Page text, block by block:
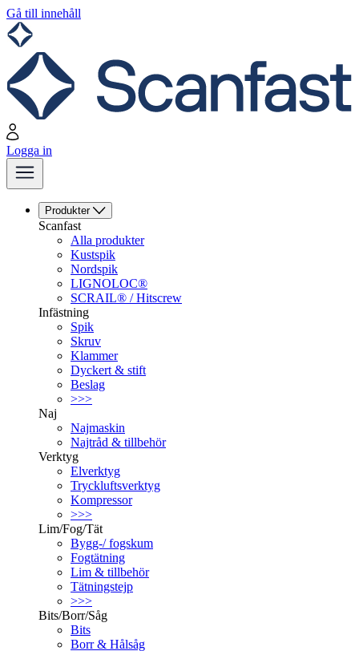
Gå till innehåll
Logga in
Produkter
Scanfast
Alla produkter
Kustspik
Nordspik
LIGNOLOC®
SCRAIL® / Hitscrew
Infästning
Spik
Skruv
Klammer
Dyckert & stift
Beslag
>>>
Naj
Najmaskin
Najtråd & tillbehör
Verktyg
Elverktyg
Tryckluftsverktyg
Kompressor
>>>
Lim/Fog/Tät
Bygg-/ fogskum
Fogtätning
Lim & tillbehör
Tätningstejp
>>>
Bits/Borr/Såg
Bits
Borr & Hålsåg